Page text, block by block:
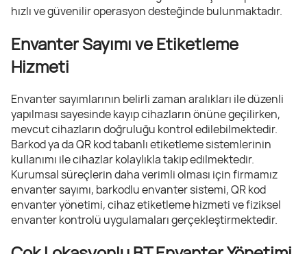
hızlı ve güvenilir operasyon desteğinde bulunmaktadır.
Envanter Sayımı ve Etiketleme
Hizmeti
Envanter sayımlarının belirli zaman aralıkları ile düzenli
yapılması sayesinde kayıp cihazların önüne geçilirken,
mevcut cihazların doğruluğu kontrol edilebilmektedir.
Barkod ya da QR kod tabanlı etiketleme sistemlerinin
kullanımı ile cihazlar kolaylıkla takip edilmektedir.
Kurumsal süreçlerin daha verimli olması için firmamız
envanter sayımı, barkodlu envanter sistemi, QR kod
envanter yönetimi, cihaz etiketleme hizmeti ve fiziksel
envanter kontrolü uygulamaları gerçekleştirmektedir.